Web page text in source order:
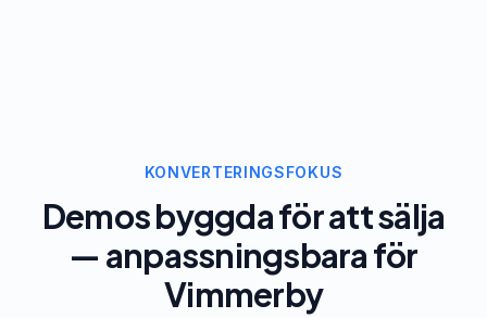
KONVERTERINGSFOKUS
Demos byggda för att sälja
— anpassningsbara för
Vimmerby